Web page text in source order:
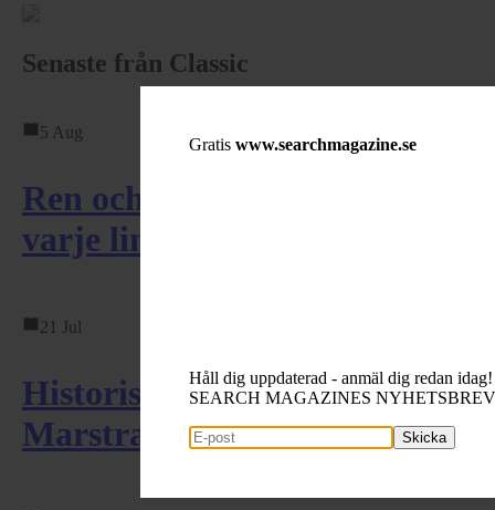
Senaste från Classic
5 Aug
Ren och avskalad design där
varje linje har ett ...
21 Jul
Historiska tolvor samlas i
Marstrand för VM – ...
Gratis www.searchmagazine.se
Håll dig uppdaterad - anmäl dig redan idag!
SEARCH MAGAZINES NYHETSBREV
Skicka